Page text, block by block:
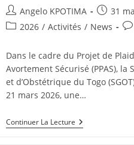
Angelo KPOTIMA
31
2026 / Activités / News
Dans le cadre du Projet de
Avortement Sécurisé (PPAS), la
et d’Obstétrique du Togo
21 mars 2026, une…
Continuer La Lecture